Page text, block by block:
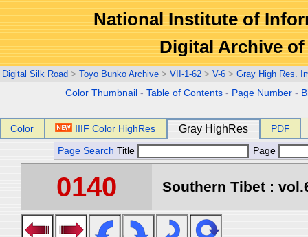
National Institute of
Digital Archive
Digital Silk Road > Toyo Bunko Archive > VII-1-62 > V-6 > Gray High Res.
Color Thumbnail -Table of Contents - Page Number -
Color IIIF Color HighRes Gray HighRes PDF
Page Search Title Page
0140 Southern Tibet :